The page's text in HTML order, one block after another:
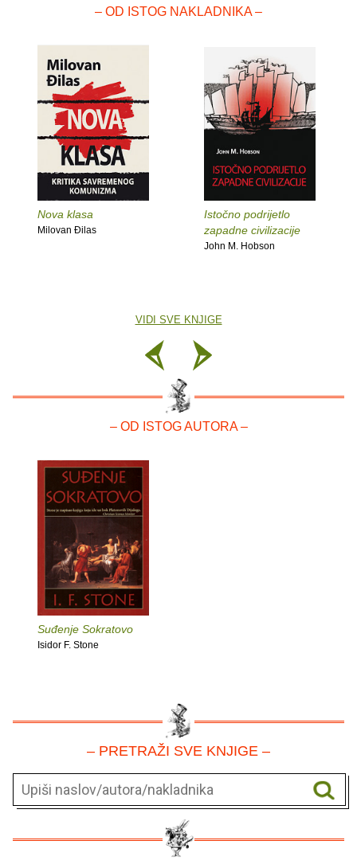
– OD ISTOG NAKLADNIKA –
Nova klasa
Milovan Ðilas
Istočno podrijetlo
zapadne civilizacije
John M. Hobson
VIDI SVE KNJIGE
– OD ISTOG AUTORA –
Suđenje Sokratovo
Isidor F. Stone
– PRETRAŽI SVE KNJIGE –